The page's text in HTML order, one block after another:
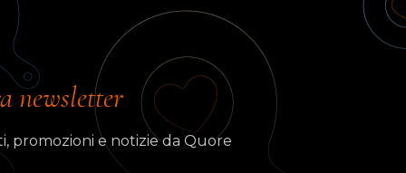
2023
newsletter
promozioni e notizie da Quore